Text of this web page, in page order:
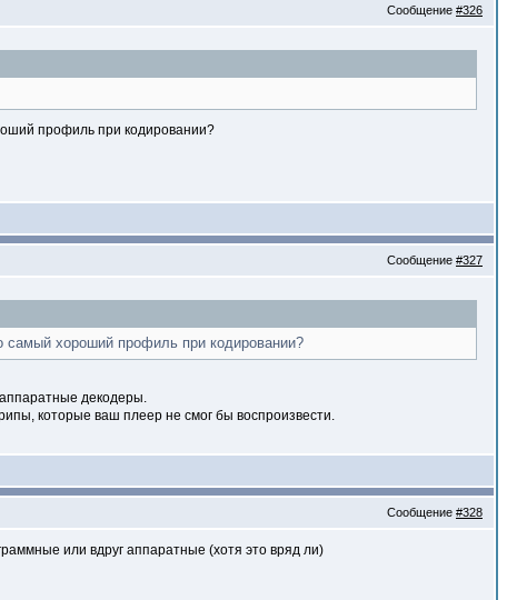
Сообщение #326
профиль при кодировании?
Сообщение #327
самый хороший профиль при кодировании?
декодеры.
которые ваш плеер не смог бы воспроизвести.
Сообщение #328
или вдруг аппаратные (хотя это вряд ли)